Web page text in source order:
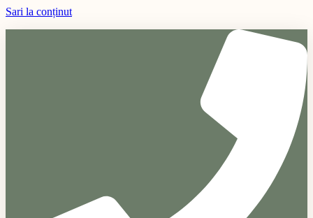
Sari la conținut